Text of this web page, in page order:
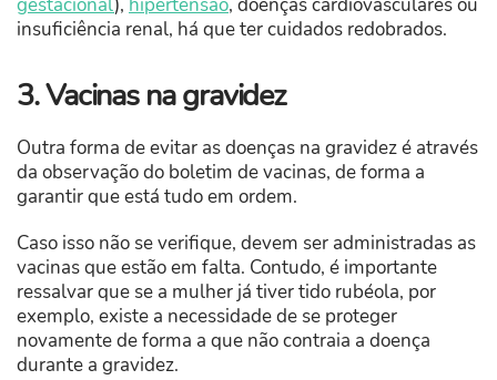
gestacional), hipertensão, doenças cardiovasculares ou
insuficiência renal, há que ter cuidados redobrados.
3. Vacinas na gravidez
Outra forma de evitar as doenças na gravidez é através
da observação do boletim de vacinas, de forma a
garantir que está tudo em ordem.
Caso isso não se verifique, devem ser administradas as
vacinas que estão em falta. Contudo, é importante
ressalvar que se a mulher já tiver tido rubéola, por
exemplo, existe a necessidade de se proteger
novamente de forma a que não contraia a doença
durante a gravidez.